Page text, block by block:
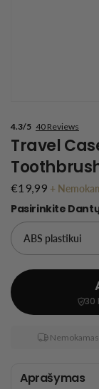
40 Reviews
4.3/5
Travel
€19,99 +
Pasirinkite
30
Aprašymas